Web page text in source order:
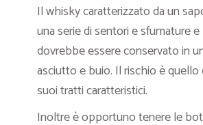
Il whisky caratterizzato da un
una serie di sentori e sfumature
dovrebbe essere conservato in
asciutto e buio. Il rischio è quello
suoi tratti caratteristici.
Inoltre è opportuno tenere le